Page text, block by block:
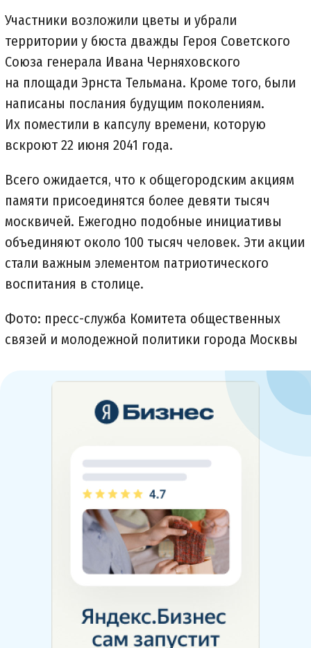
Участники возложили цветы и убрали
территории у бюста дважды Героя Советского
Союза генерала Ивана Черняховского
на площади Эрнста Тельмана. Кроме того, были
написаны послания будущим поколениям.
Их поместили в капсулу времени, которую
вскроют 22 июня 2041 года.
Всего ожидается, что к общегородским акциям
памяти присоединятся более девяти тысяч
москвичей. Ежегодно подобные инициативы
объединяют около 100 тысяч человек. Эти акции
стали важным элементом патриотического
воспитания в столице.
Фото: пресс-служба Комитета общественных
связей и молодежной политики города Москвы